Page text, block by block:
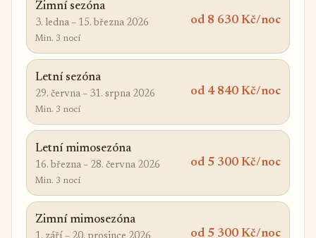
Zimní sezóna
3. ledna – 15. března 2026
Min. 3 nocí
od 8 630 Kč/noc
Letní sezóna
29. června – 31. srpna 2026
Min. 3 nocí
od 4 840 Kč/noc
Letní mimosezóna
16. března – 28. června 2026
Min. 3 nocí
od 5 300 Kč/noc
Zimní mimosezóna
od 5 300 Kč/noc